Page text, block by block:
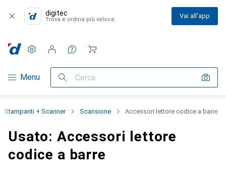
digitec
Trova e ordina più veloce Vai all'app
Categoria Navigazione
Menu Cerca
Impostazioni
Conto cliente
Liste di confronto
Liste dei desideri
Carrello
Stampanti + Scanner Scansione Accessori lettore codice a barre
Usato: Accessori lettore
codice a barre